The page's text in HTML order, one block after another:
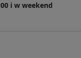
i w weekend